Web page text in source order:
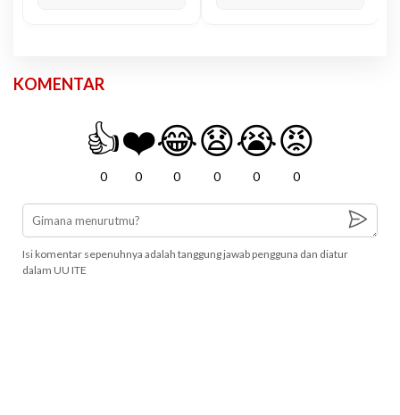
KOMENTAR
👍
0
❤️
0
😂
0
😧
0
😭
0
😡
0
Isi komentar sepenuhnya adalah tanggung jawab pengguna dan diatur
dalam UU ITE